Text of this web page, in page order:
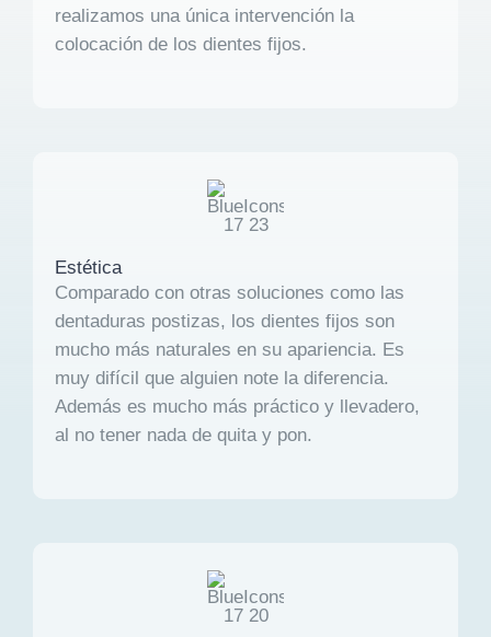
realizamos una única intervención la
colocación de los dientes fijos.
Estética
Comparado con otras soluciones como las
dentaduras postizas, los dientes fijos son
mucho más naturales en su apariencia. Es
muy difícil que alguien note la diferencia.
Además es mucho más práctico y llevadero,
al no tener nada de quita y pon.